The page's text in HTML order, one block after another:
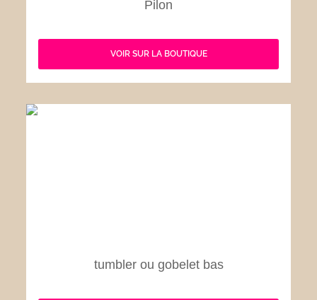
Pilon
VOIR SUR LA BOUTIQUE
tumbler ou gobelet bas